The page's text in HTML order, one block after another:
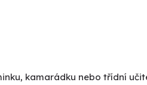
kamarádku nebo třídní